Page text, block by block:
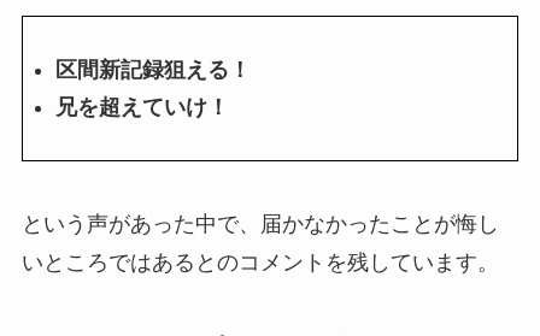
区間新記録狙える！
兄を超えていけ！
という声があった中で、届かなかったことが悔し
いところではあるとのコメントを残しています。